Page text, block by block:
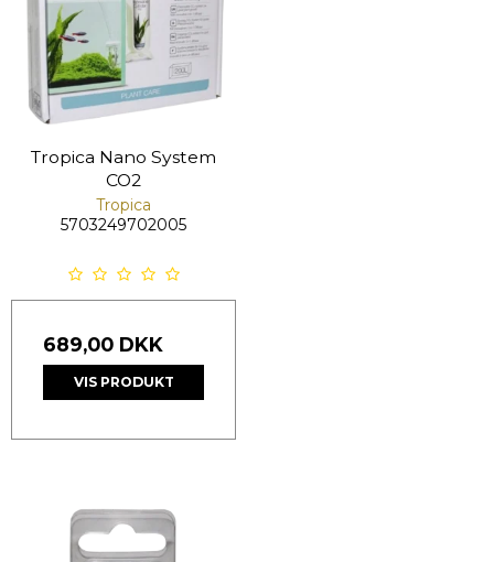
Tropica Nano System
CO2
Tropica
5703249702005
689,00 DKK
VIS PRODUKT